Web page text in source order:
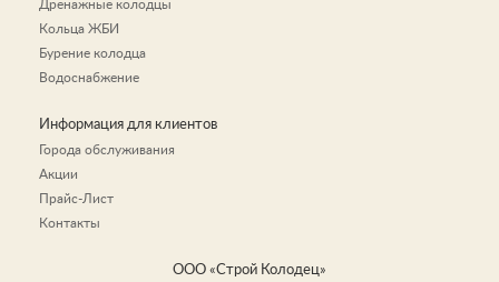
Дренажные колодцы
Кольца ЖБИ
Бурение колодца
Водоснабжение
Информация для клиентов
Города обслуживания
Акции
Прайс-Лист
Контакты
ООО «Строй Колодец»